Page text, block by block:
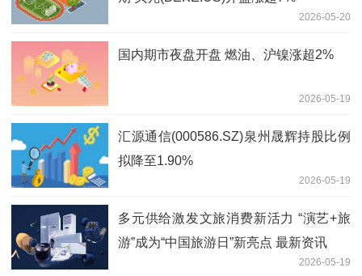
2026-05-20
国内期市夜盘开盘 燃油、沪镍涨超2%
2026-05-19
汇源通信(000586.SZ)泉州晟辉持股比例
拟降至1.90%
2026-05-19
多元供给激发文旅消费新活力 “演艺+旅
游”成为“中国旅游日”新亮点 最新资讯
2026-05-19